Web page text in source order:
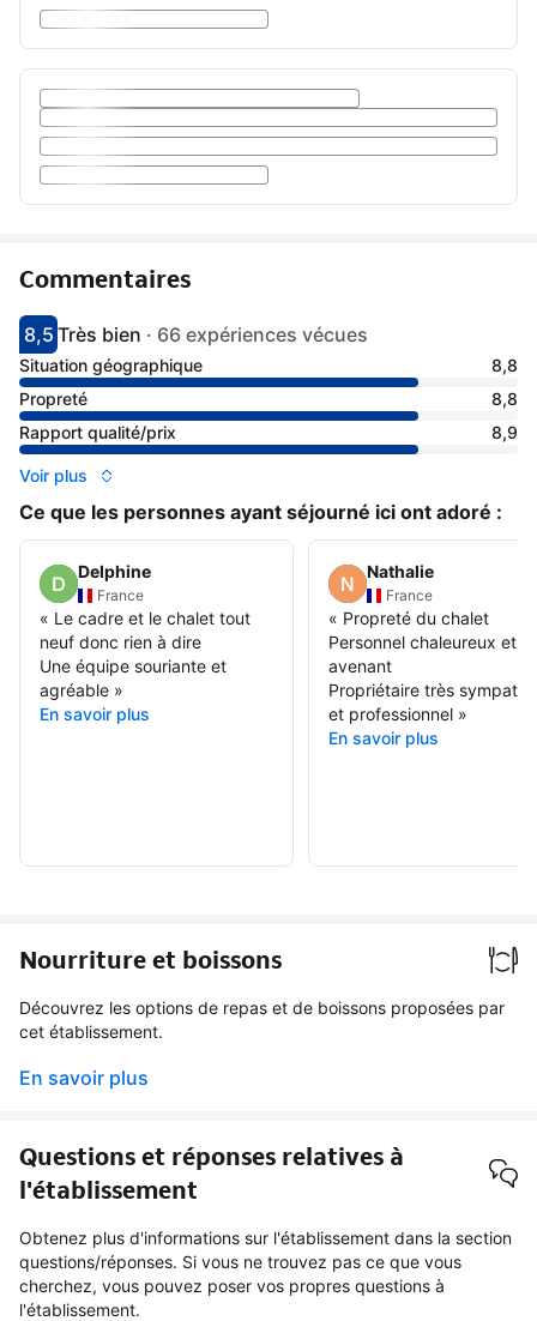
Commentaires
Avec une note de 8.5
8,5
très bienTrès bien · 66 expériences vécues
Situation géographique
8,8
Propreté
8,8
Rapport qualité/prix
8,9
Voir plus
Ce que les personnes ayant séjourné ici ont adoré :
Delphine
France
« Le cadre et le chalet tout
neuf donc rien à dire
Une équipe souriante et
agréable »
En savoir plus
Nathalie
France
« Propreté du chalet
Personnel chaleureux et
avenant
Propriétaire très
et professionnel»
En savoir plus
Nourriture et boissons
Découvrez les options de repas et de boissons proposées par
cet établissement.
En savoir plus
Questions et réponses relatives à
l'établissement
Obtenez plus d'informations sur l'établissement dans la section
questions/réponses. Si vous ne trouvez pas ce que vous
cherchez, vous pouvez poser vos propres questions à
l'établissement.